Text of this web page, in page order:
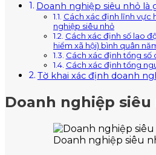
Doanh nghiệp siêu nhỏ là
Cách xác định lĩnh vực
nghiệp siêu nhỏ
Cách xác định số lao
hiểm xã hội) bình quân
Cách xác định tổng số
Cách xác định tổng
Tờ khai xác định doanh
Doanh nghiệp siêu
Doanh nghiệp siêu